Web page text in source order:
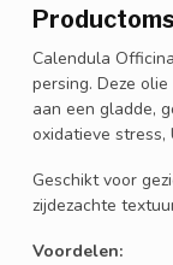
Calendula
persing. Deze
aan een gladde,
oxidatieve stress,
Geschikt voor
zijdezachte
Voordelen: